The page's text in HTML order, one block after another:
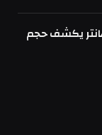
يكشف حجم